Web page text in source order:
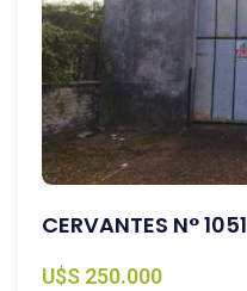
CERVANTES N° 1051
U$S 250.000